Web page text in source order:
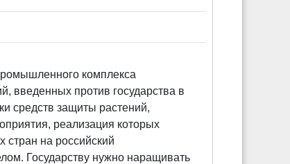
комплекса
введенных против государства в
средств защиты растений,
реализация которых
стран на российский
Государству нужно наращивать